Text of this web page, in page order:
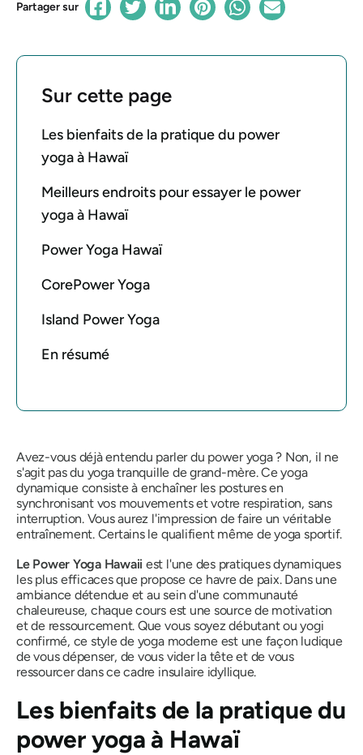
Partager sur
Sur cette page
Les bienfaits de la pratique du power
yoga à Hawaï
Meilleurs endroits pour essayer le power
yoga à Hawaï
Power Yoga Hawaï
CorePower Yoga
Island Power Yoga
En résumé
Avez-vous déjà entendu parler du power yoga ? Non, il ne
s'agit pas du yoga tranquille de grand-mère. Ce yoga
dynamique consiste à enchaîner les postures en
synchronisant vos mouvements et votre respiration, sans
interruption. Vous aurez l'impression de faire un véritable
entraînement. Certains le qualifient même de yoga sportif.
Le Power Yoga Hawaii est l'une des pratiques dynamiques
les plus efficaces que propose ce havre de paix. Dans une
ambiance détendue et au sein d'une communauté
chaleureuse, chaque cours est une source de motivation
et de ressourcement. Que vous soyez débutant ou yogi
confirmé, ce style de yoga moderne est une façon ludique
de vous dépenser, de vous vider la tête et de vous
ressourcer dans ce cadre insulaire idyllique.
Les bienfaits de la pratique du
power yoga à Hawaï